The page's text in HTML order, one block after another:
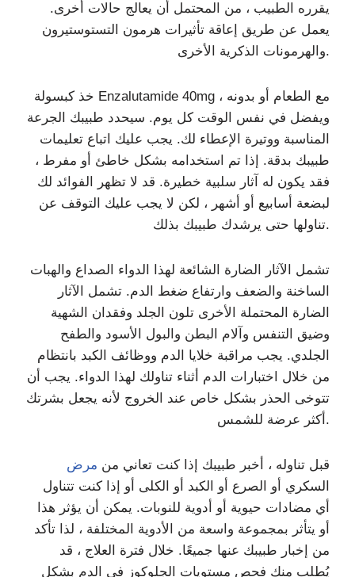
يقرره الطبيب ، من المحتمل أن يعالج حالات أخرى.
يعمل عن طريق إعاقة تأثيرات هرمون التستوستيرون
والهرمونات الذكرية الأخرى.
خذ كبسولة Enzalutamide 40mg مع الطعام أو بدونه ،
ويفضل في نفس الوقت كل يوم. سيحدد طبيبك الجرعة
المناسبة ووتيرة الإعطاء لك. يجب عليك اتباع تعليمات
طبيبك بدقة. إذا تم استخدامه بشكل خاطئ أو مفرط ،
فقد يكون له آثار سلبية خطيرة. قد لا تظهر الفوائد لك
لبضعة أسابيع أو أشهر ، لكن لا يجب عليك التوقف عن
تناولها حتى يرشدك طبيبك بذلك.
تشمل الآثار الضارة الشائعة لهذا الدواء الصداع والهبات
الساخنة والضعف وارتفاع ضغط الدم. تشمل الآثار
الضارة المحتملة الأخرى تلون الجلد وفقدان الشهية
وضيق التنفس وآلام البطن والبول الأسود والطفح
الجلدي. يجب مراقبة خلايا الدم ووظائف الكبد بانتظام
من خلال اختبارات الدم أثناء تناولك لهذا الدواء. يجب أن
تتوخى الحذر بشكل خاص عند الخروج لأنه يجعل بشرتك
أكثر عرضة للشمس.
قبل تناوله ، أخبر طبيبك إذا كنت تعاني من مرض
السكري أو الصرع أو الكبد أو الكلى أو إذا كنت تتناول
أي مضادات حيوية أو أدوية للنوبات. يمكن أن يؤثر هذا
أو يتأثر بمجموعة واسعة من الأدوية المختلفة ، لذا تأكد
من إخبار طبيبك عنها جميعًا. خلال فترة العلاج ، قد
يُطلب منك فحص مستويات الجلوكوز في الدم بشكل